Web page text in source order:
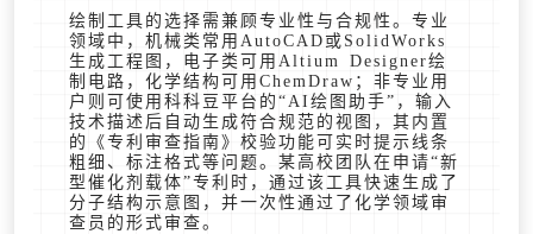
绘制工具的选择需兼顾专业性与合规性。专业
领域中，机械类常用AutoCAD或SolidWorks
生成工程图，电子类可用Altium Designer绘
制电路，化学结构可用ChemDraw；非专业用
户则可使用科科豆平台的“AI绘图助手”，输入
技术描述后自动生成符合规范的视图，其内置
的《专利审查指南》校验功能可实时提示线条
粗细、标注格式等问题。某高校团队在申请“新
型催化剂载体”专利时，通过该工具快速生成了
分子结构示意图，并一次性通过了化学领域审
查员的形式审查。